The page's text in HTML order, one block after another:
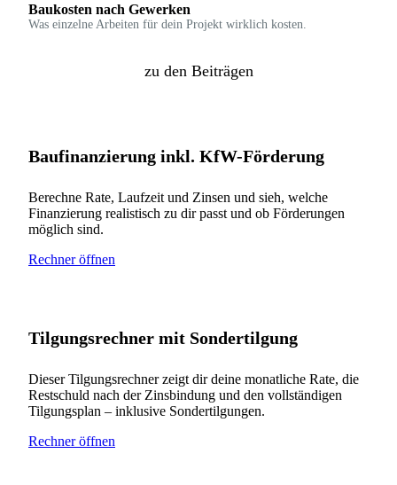
Baukosten nach Gewerken
Was einzelne Arbeiten für dein Projekt wirklich kosten.
zu den Beiträgen
Baufinanzierung inkl. KfW-Förderung
Berechne Rate, Laufzeit und Zinsen und sieh, welche
Finanzierung realistisch zu dir passt und ob Förderungen
möglich sind.
Rechner öffnen
Tilgungsrechner mit Sondertilgung
Dieser Tilgungsrechner zeigt dir deine monatliche Rate, die
Restschuld nach der Zinsbindung und den vollständigen
Tilgungsplan – inklusive Sondertilgungen.
Rechner öffnen